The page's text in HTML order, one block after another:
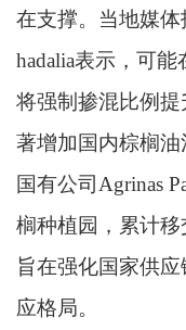
在支撑。当地媒
hadalia表示，可
将强制掺混比例
著增加国内棕榈
国有公司Agrinas
榈种植园，累计
旨在强化国家供
应格局。